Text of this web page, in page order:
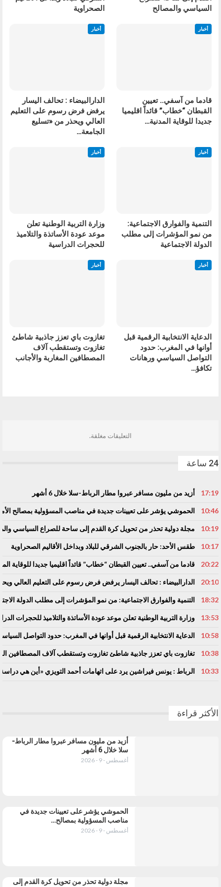
السياسي والمصالح
الصحراوية
أخبار
قادما من آسفي.. تعيين
القبطان “خطاب” قائداً اقليميا
جديدا للوقاية المدنية…
أخبار
الدارالبيضاء : تحالف اليسار
يرفض فرض رسوم على التعليم
العالي ويحذر من «تسليع
الجامعة…
أخبار
التنمية والفوارق الاجتماعية:
من نمو المؤشرات إلى مطلب
الدولة الاجتماعية
أخبار
وزارة التربية الوطنية تعلن
موعد عودة الأساتذة والتلاميذ
للحجرات الدراسية
أخبار
الدعاية الانتخابية الرقمية قبل
أوانها في المغرب: حدود
التواصل السياسي ورهانات
تكافؤ…
أخبار
تغازوت باي تعزز جاذبية شاطئ
تغازوت وتستقطب آلاف
المصطافين المغاربة والأجانب
التعليقات مغلقة.
24 ساعة
17:19 أزيد من مليون مسافر عبروا مطار الرباط-سلا خلال 6 أشهر
10:46 الحموشي يؤشر على تعيينات جديدة في مناصب المسؤولية بمصالح
10:19 مجلة دولية تحذر من تحويل كرة القدم إلى ساحة للصراع السياسي
10:17 طقس الأحد: حار بالجنوب الشرقي للبلاد وبداخل الأقاليم الصحراوية
20:22 قادما من آسفي.. تعيين القبطان “خطاب” قائداً اقليميا جديدا للوقاية
20:10 الدارالبيضاء : تحالف اليسار يرفض فرض رسوم على التعليم العالي
18:32 التنمية والفوارق الاجتماعية: من نمو المؤشرات إلى مطلب الدولة
13:53 وزارة التربية الوطنية تعلن موعد عودة الأساتذة والتلاميذ للحجرات
10:58 الدعاية الانتخابية الرقمية قبل أوانها في المغرب: حدود التواصل
10:38 تغازوت باي تعزز جاذبية شاطئ تغازوت وتستقطب آلاف المصطافين
10:33 الرباط : يونس فيراشين يرد على اتهامات أحمد التويزي «أين هي دراسة الـ70% التي تدين نساء ورجال
الأكثر قراءة
أزيد من مليون مسافر عبروا مطار الرباط-
سلا خلال 6 أشهر
أغسطس - 9 - 2026
الحموشي يؤشر على تعيينات جديدة في
مناصب المسؤولية بمصالح…
أغسطس - 9 - 2026
مجلة دولية تحذر من تحويل كرة القدم إلى